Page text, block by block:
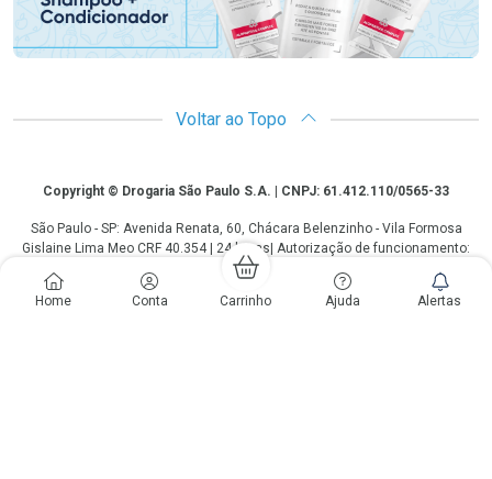
Home Conta Carrinho Ajuda Alertas
Voltar ao Topo
CopyrightCopyright © Drogaria São Paulo S.A. | CNPJ: 61.412.110/0565-33
São Paulo - SP: Avenida Renata, 60, Chácara Belenzinho - Vila Formosa
Gislaine Lima Meo CRF 40.354 | 24 horas| Autorização de funcionamento:
Processo: 2531.559767/2014-90 Autorização/MS: 7.31847.3 | As
informações contidas neste site, como promoções e ofertas de remédios e
medicamentos, não devem ser usadas para automedicação e não